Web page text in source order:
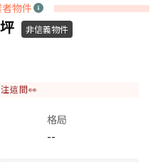
物件
非信義物件
這間👀
格局
--